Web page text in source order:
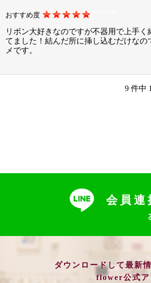
おすすめ度
リボン大好きなのですが不器用で上手
てました！結んだ所に挿し込むだけな
メです。
9 件中
会員
ダウンロードして最新
flower公式ア